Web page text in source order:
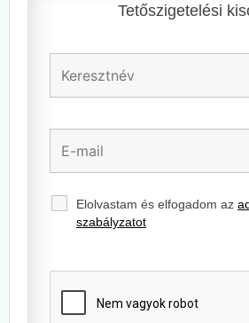
Tetőszigetelési
Elolvastam és elfogadom az
szabályzatot